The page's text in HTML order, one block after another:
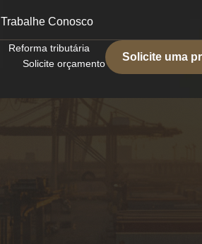
Trabalhe Conosco
Reforma tributária
Solicite orçamento
Solicite uma